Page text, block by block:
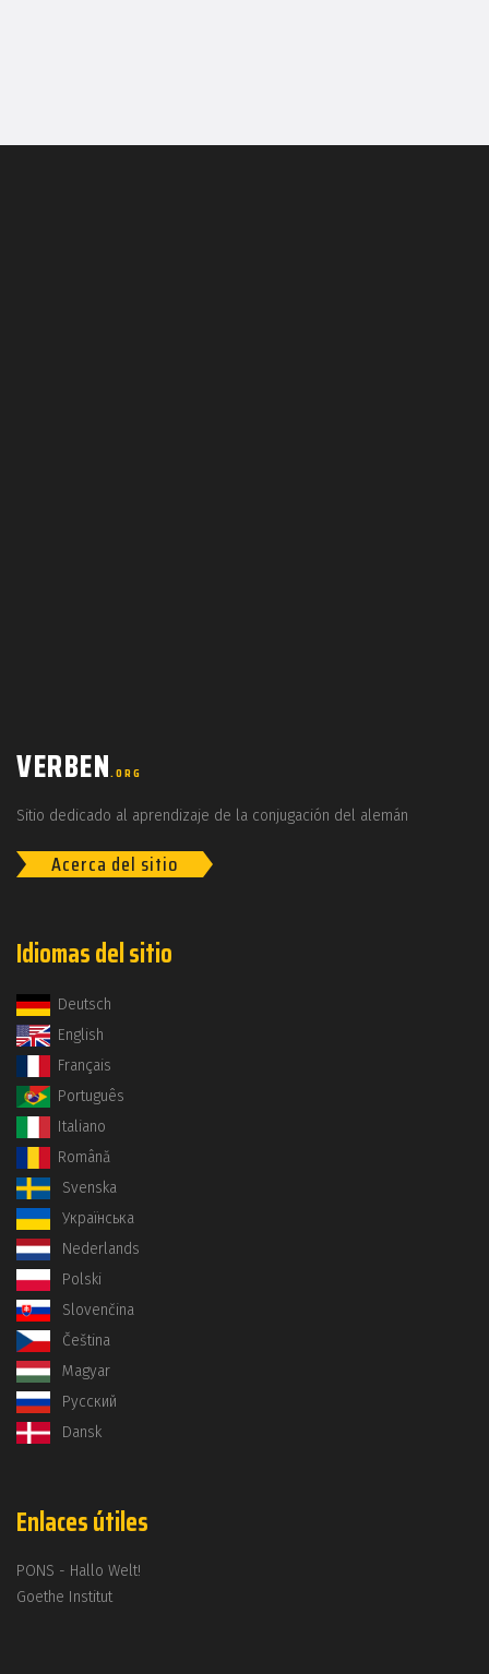
VERBEN.ORG
Sitio dedicado al aprendizaje de la conjugación del alemán
Acerca del sitio
Idiomas del sitio
Deutsch
English
Français
Português
Italiano
Română
Svenska
Українська
Nederlands
Polski
Slovenčina
Čeština
Magyar
Русский
Dansk
Enlaces útiles
PONS - Hallo Welt!
Goethe Institut